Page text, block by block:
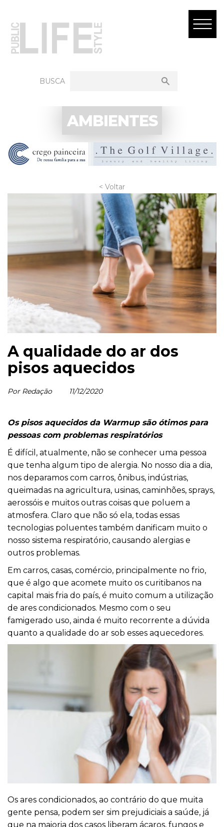
BUSCA
AMBIENTES
< Voltar
A qualidade do ar dos
pisos aquecidos
Por Redação 11/12/2020
Os pisos aquecidos da Warmup são ótimos para
pessoas com problemas respiratórios
É difícil, atualmente, não se conhecer uma pessoa
que tenha algum tipo de alergia. No nosso dia a dia,
nos deparamos com carros, ônibus, indústrias,
queimadas na agricultura, usinas, caminhões, sprays,
aerossóis e muitos outras coisas que poluem a
atmosfera. Claro que não só ela, todas essas
tecnologias poluentes também danificam muito o
nosso sistema respiratório, causando alergias e
outros problemas.
Em carros, casas, comércio, principalmente no frio,
que é algo que acomete muito os curitibanos na
capital mais fria do país, é muito comum a utilização
de ares condicionados. Mesmo com o seu
famigerado uso, ainda é muito recorrente a dúvida
quanto a qualidade do ar sob esses aquecedores.
Os ares condicionados, ao contrário do que muita
gente pensa, podem ser sim prejudiciais a saúde, já
que na maioria dos casos liberam ácaros, fungos e